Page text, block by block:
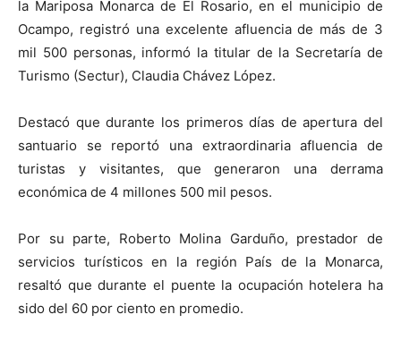
la Mariposa Monarca de El Rosario, en el municipio de
Ocampo, registró una excelente afluencia de más de 3
mil 500 personas, informó la titular de la Secretaría de
Turismo (Sectur), Claudia Chávez López.
Destacó que durante los primeros días de apertura del
santuario se reportó una extraordinaria afluencia de
turistas y visitantes, que generaron una derrama
económica de 4 millones 500 mil pesos.
Por su parte, Roberto Molina Garduño, prestador de
servicios turísticos en la región País de la Monarca,
resaltó que durante el puente la ocupación hotelera ha
sido del 60 por ciento en promedio.